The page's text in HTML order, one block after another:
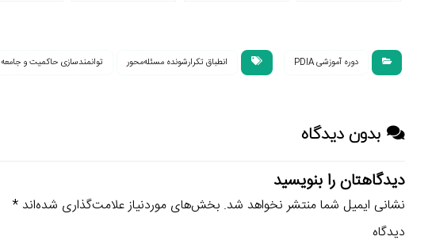
دوره آموزشی PDIA انطباق تکرارشونده مسئله‌محور توانمندسازی حاکمیت و جامعه
بدون دیدگاه
دیدگاهتان را بنویسید
نشانی ایمیل شما منتشر نخواهد شد. بخش‌های موردنیاز علامت‌گذاری شده‌اند*
دیدگاه